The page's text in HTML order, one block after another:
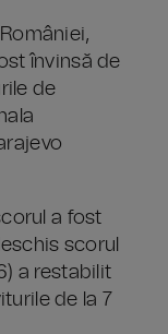
învinsă de
de
a fost
scorul
a restabilit
de la 7